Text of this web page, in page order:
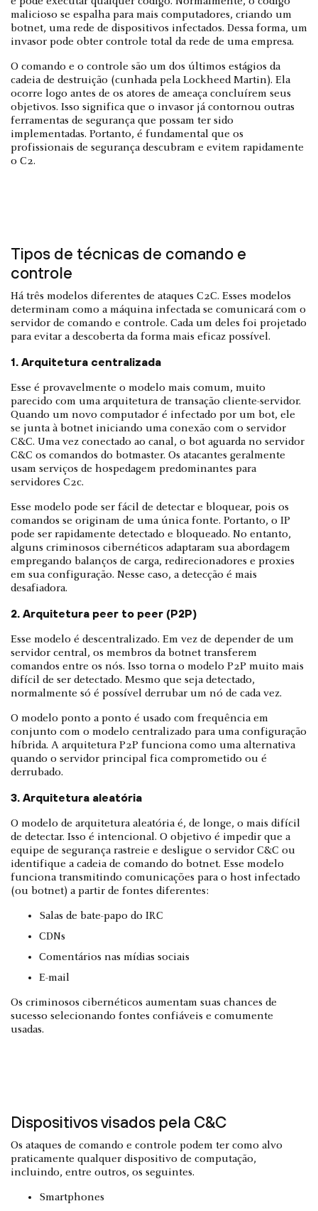
malicioso se espalha para mais computadores, criando um
botnet, uma rede de dispositivos infectados. Dessa forma, um
invasor pode obter controle total da rede de uma empresa.
O comando e o controle são um dos últimos estágios da
cadeia de destruição (cunhada pela Lockheed Martin). Ela
ocorre logo antes de os atores de ameaça concluírem seus
objetivos. Isso significa que o invasor já contornou outras
ferramentas de segurança que possam ter sido
implementadas. Portanto, é fundamental que os
profissionais de segurança descubram e evitem rapidamente
o C2.
Tipos de técnicas de comando e
controle
Há três modelos diferentes de ataques C2C. Esses modelos
determinam como a máquina infectada se comunicará com o
servidor de comando e controle. Cada um deles foi projetado
para evitar a descoberta da forma mais eficaz possível.
1. Arquitetura centralizada
Esse é provavelmente o modelo mais comum, muito
parecido com uma arquitetura de transação cliente-servidor.
Quando um novo computador é infectado por um bot, ele
se junta à botnet iniciando uma conexão com o servidor
C&C. Uma vez conectado ao canal, o bot aguarda no servidor
C&C os comandos do botmaster. Os atacantes geralmente
usam serviços de hospedagem predominantes para
servidores C2c.
Esse modelo pode ser fácil de detectar e bloquear, pois os
comandos se originam de uma única fonte. Portanto, o IP
pode ser rapidamente detectado e bloqueado. No entanto,
alguns criminosos cibernéticos adaptaram sua abordagem
empregando balanços de carga, redirecionadores e proxies
em sua configuração. Nesse caso, a detecção é mais
desafiadora.
2. Arquitetura peer to peer (P2P)
Esse modelo é descentralizado. Em vez de depender de um
servidor central, os membros da botnet transferem
comandos entre os nós. Isso torna o modelo P2P muito mais
difícil de ser detectado. Mesmo que seja detectado,
normalmente só é possível derrubar um nó de cada vez.
O modelo ponto a ponto é usado com frequência em
conjunto com o modelo centralizado para uma configuração
híbrida. A arquitetura P2P funciona como uma alternativa
quando o servidor principal fica comprometido ou é
derrubado.
3. Arquitetura aleatória
O modelo de arquitetura aleatória é, de longe, o mais difícil
de detectar. Isso é intencional. O objetivo é impedir que a
equipe de segurança rastreie e desligue o servidor C&C ou
identifique a cadeia de comando do botnet. Esse modelo
funciona transmitindo comunicações para o host infectado
(ou botnet) a partir de fontes diferentes:
Salas de bate-papo do IRC
CDNs
Comentários nas mídias sociais
E-mail
Os criminosos cibernéticos aumentam suas chances de
sucesso selecionando fontes confiáveis e comumente
usadas.
Dispositivos visados pela C&C
Os ataques de comando e controle podem ter como alvo
praticamente qualquer dispositivo de computação,
incluindo, entre outros, os seguintes.
Smartphones